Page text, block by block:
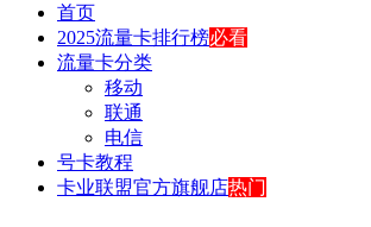
首页
2025流量卡排行榜必看
流量卡分类
移动
联通
电信
号卡教程
卡业联盟官方旗舰店热门